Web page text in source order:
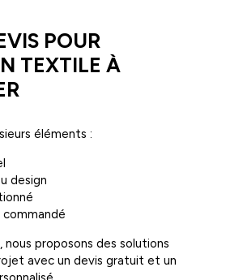
POUR
TEXTILE À
éléments :
design
, nous proposons des solutions
avec un devis gratuit et un